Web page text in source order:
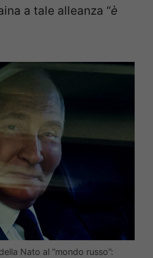
a tale alleanza “è
Nato al “mondo russo”: